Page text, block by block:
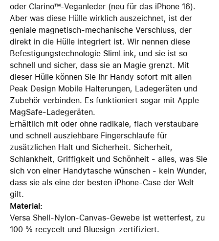
oder Clarino™-Veganleder (neu für das iPhone 16).
Aber was diese Hülle wirklich auszeichnet, ist der
geniale magnetisch-mechanische Verschluss, der
direkt in die Hülle integriert ist. Wir nennen diese
Befestigungstechnologie SlimLink, und sie ist so
schnell und sicher, dass sie an Magie grenzt. Mit
dieser Hülle können Sie Ihr Handy sofort mit allen
Peak Design Mobile Halterungen, Ladegeräten und
Zubehör verbinden. Es funktioniert sogar mit Apple
MagSafe-Ladegeräten.
Erhältlich mit oder ohne radikale, flach verstaubare
und schnell ausziehbare Fingerschlaufe für
zusätzlichen Halt und Sicherheit. Sicherheit,
Schlankheit, Griffigkeit und Schönheit - alles, was Sie
sich von einer Handytasche wünschen - kein Wunder,
dass sie als eine der besten iPhone-Case der Welt
gilt.
Material:
Versa Shell-Nylon-Canvas-Gewebe ist wetterfest, zu
100 % recycelt und Bluesign-zertifiziert.